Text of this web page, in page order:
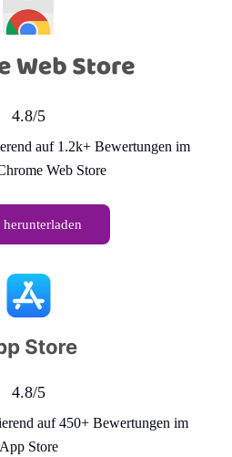
4.8/5
auf 1.2k+ Bewertungen im
Web Store
herunterladen
4.8/5
auf 450+ Bewertungen im
App Store